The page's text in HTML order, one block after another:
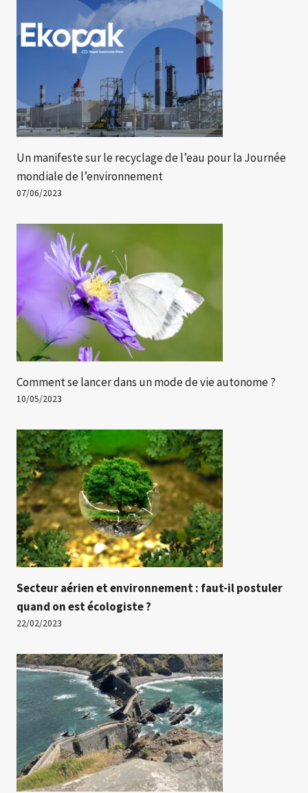
Un manifeste sur le recyclage de l’eau pour la Journée
mondiale de l’environnement
07/06/2023
Comment se lancer dans un mode de vie autonome ?
10/05/2023
Secteur aérien et environnement : faut-il postuler
quand on est écologiste ?
22/02/2023